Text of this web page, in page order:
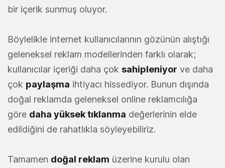
bir içerik sunmuş oluyor.
Böylelikle internet kullanıcılarının gözünün alıştığı
geleneksel reklam modellerinden farklı olarak;
kullanıcılar içeriği daha çok sahipleniyor ve daha
çok paylaşma ihtiyacı hissediyor. Bunun dışında
doğal reklamda geleneksel online reklamcılığa
göre daha yüksek tıklanma değerlerinin elde
edildiğini de rahatlıkla söyleyebiliriz.
Tamamen doğal reklam üzerine kurulu olan